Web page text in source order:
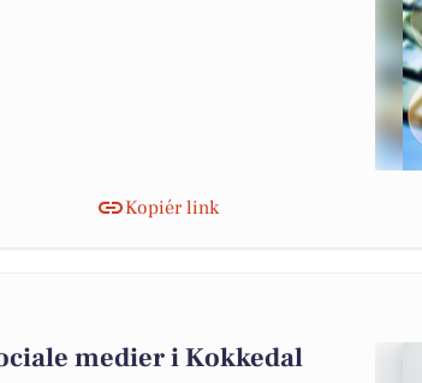
Kopiér link
medier i Kokkedal